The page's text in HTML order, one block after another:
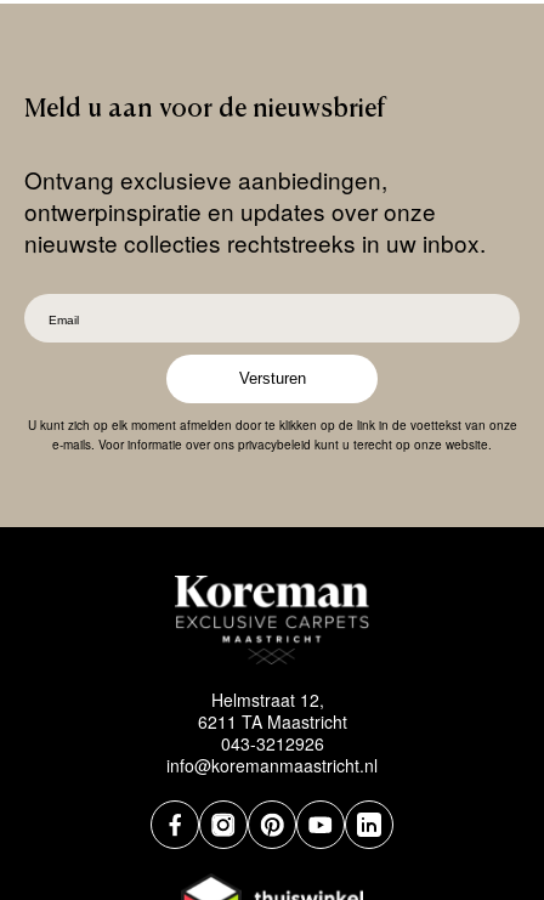
Meld u aan voor de nieuwsbrief
Ontvang exclusieve aanbiedingen,
ontwerpinspiratie en updates over onze
nieuwste collecties rechtstreeks in uw inbox.
Versturen
U kunt zich op elk moment afmelden door te klikken op de link in de voettekst van onze
e-mails. Voor informatie over ons privacybeleid kunt u terecht op onze website.
Helmstraat 12,
6211 TA Maastricht
043-3212926
info@koremanmaastricht.nl